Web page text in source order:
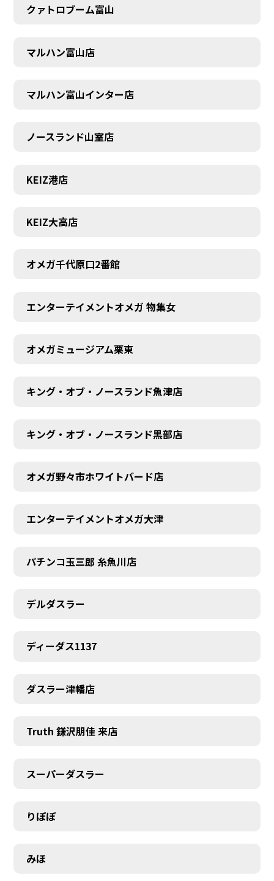
クァトロブーム富山
マルハン富山店
マルハン富山インター店
ノースランド山室店
KEIZ港店
KEIZ大高店
オメガ千代原口2番館
エンターテイメントオメガ 物集女
オメガミュージアム栗東
キング・オブ・ノースランド魚津店
キング・オブ・ノースランド黒部店
オメガ野々市ホワイトバード店
エンターテイメントオメガ大津
パチンコ玉三郎 糸魚川店
デルダスラー
ディーダス1137
ダスラー津幡店
Truth 鎌沢朋佳 来店
スーパーダスラー
りぽぽ
みほ